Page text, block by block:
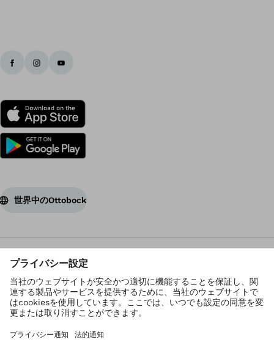
世界中のOttobock
プライバシーの設定
個人情報保護方針
利用規約
管理者